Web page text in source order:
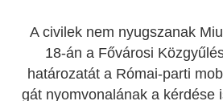
A civilek nem nyugszanak
18-án a Fővárosi
határozatát a Római-parti
gát nyomvonalának a kérdése